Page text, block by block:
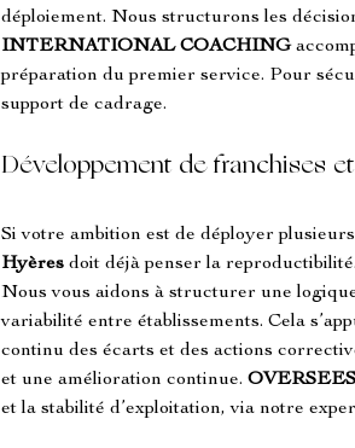
déploiement. Nous structurons les
INTERNATIONAL COACHING
préparation du premier service. Pour
support de cadrage.
Développement de franchises
Si votre ambition est de déployer
Hyères doit déjà penser la
Nous vous aidons à structurer une
variabilité entre établissements. Cela
continu des écarts et des actions
et une amélioration continue.
et la stabilité d’exploitation, via notre